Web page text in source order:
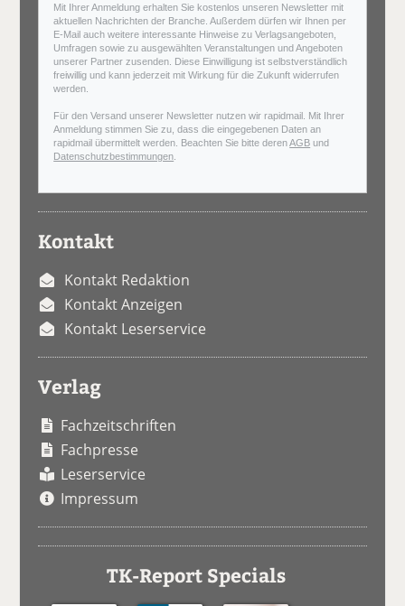
Mit Ihrer Anmeldung erhalten Sie kostenlos unseren Newsletter mit
aktuellen Nachrichten der Branche. Außerdem dürfen wir Ihnen per
E-Mail auch weitere interessante Hinweise zu Verlagsangeboten,
Umfragen sowie zu ausgewählten Veranstaltungen und Angeboten
unserer Partner zusenden. Diese Einwilligung ist selbstverständlich
freiwillig und kann jederzeit mit Wirkung für die Zukunft widerrufen
werden.
Für den Versand unserer Newsletter nutzen wir rapidmail. Mit Ihrer
Anmeldung stimmen Sie zu, dass die eingegebenen Daten an
rapidmail übermittelt werden. Beachten Sie bitte derenAGB und
Datenschutzbestimmungen
Kontakt
Kontakt Redaktion
Kontakt Anzeigen
Kontakt Leserservice
Verlag
Fachzeitschriften
Fachpresse
Leserservice
Impressum
TK-Report Specials